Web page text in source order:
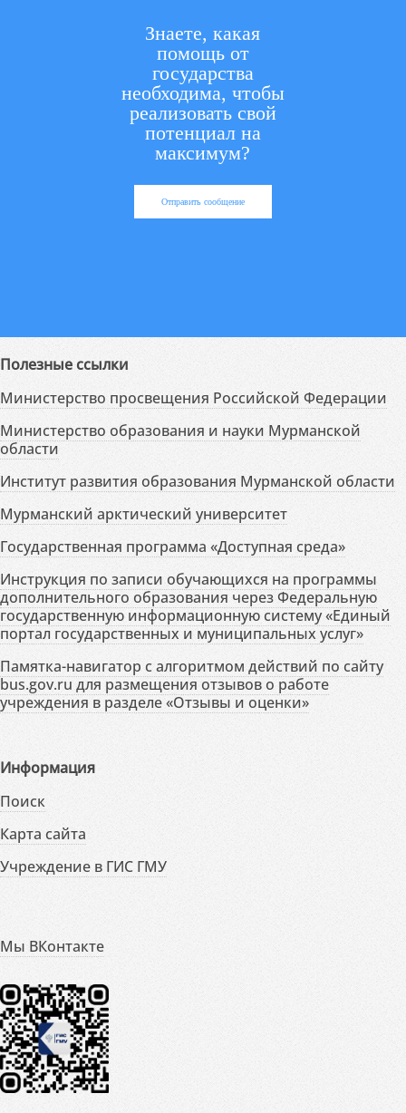
Знаете, какая
помощь от
государства
необходима, чтобы
реализовать свой
потенциал на
максимум?
Отправить сообщение
Полезные ссылки
Министерство просвещения Российской Федерации
Министерство образования и науки Мурманской
области
Институт развития образования Мурманской области
Мурманский арктический университет
Государственная программа «Доступная среда»
Инструкция по записи обучающихся на программы
дополнительного образования через Федеральную
государственную информационную систему «Единый
портал государственных и муниципальных услуг»
Памятка-навигатор с алгоритмом действий по сайту
bus.gov.ru для размещения отзывов о работе
учреждения в разделе «Отзывы и оценки»
Информация
Поиск
Карта сайта
Учреждение в ГИС ГМУ
Мы ВКонтакте